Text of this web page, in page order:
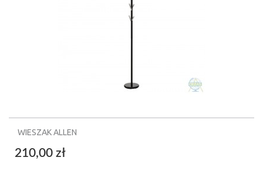
WIESZAK ALLEN
210,00 zł